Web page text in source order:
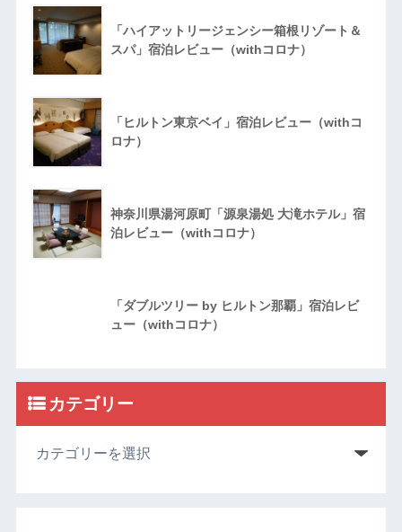
「ハイアットリージェンシー箱根リゾート＆
スパ」宿泊レビュー（withコロナ）
「ヒルトン東京ベイ」宿泊レビュー（withコ
ロナ）
神奈川県湯河原町「源泉湯処 大滝ホテル」宿
泊レビュー（withコロナ）
「ダブルツリー by ヒルトン那覇」宿泊レビ
ュー（withコロナ）
カテゴリー